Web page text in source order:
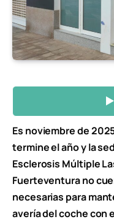
Es noviembre de
termine el año y la
Esclerosis Múltiple
Fuerteventura no
necesarias para
avería del coche con